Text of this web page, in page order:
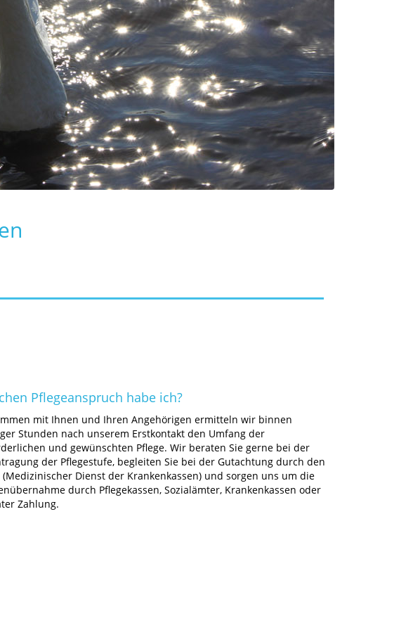
Pflegeanspruch habe ich?
mit Ihnen und Ihren Angehörigen ermitteln wir binnen
Stunden nach unserem Erstkontakt den Umfang der
und gewünschten Pflege. Wir beraten Sie gerne bei der
der Pflegestufe, begleiten Sie bei der Gutachtung durch den
(Medizinischer Dienst der Krankenkassen) und sorgen uns um die
durch Pflegekassen, Sozialämter, Krankenkassen oder
Zahlung.